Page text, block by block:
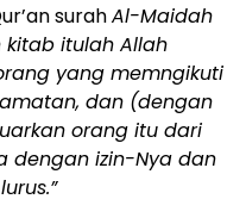
surahAl-Maidah
kitab itulah Allah
yang memngikuti
dan (dengan
orang itu dari
dengan izin-Nya dan